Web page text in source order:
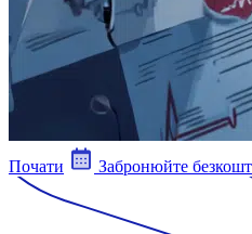
Почати Забронюйте